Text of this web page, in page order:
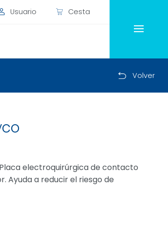
Usuario Cesta
Volver
Placa electroquirúrgica de contacto
Ayuda a reducir el riesgo de